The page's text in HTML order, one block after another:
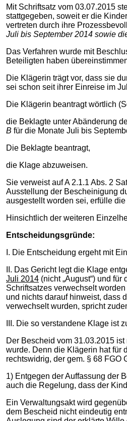
Mit Schriftsatz vom 03.07.2015
stattgegeben, soweit er die
vertreten durch ihre
Juli bis September 2014 sowie
Das Verfahren wurde mit
Beteiligten haben
Die Klägerin trägt vor, dass sie
sei schon seit ihrer Einreise im
Die Klägerin beantragt wörtlich
die Beklagte unter Abänderung
B für die Monate Juli bis
Die Beklagte beantragt,
die Klage abzuweisen.
Sie verweist auf A 2.1.1 Abs. 2
Ausstellung der Bescheinigung
ausgestellt worden sei, erfülle
Hinsichtlich der weiteren
Entscheidungsgründe:
I. Die Entscheidung ergeht mit
II. Das Gericht legt die Klage
Juli 2014 (nicht „August“) und für
Schriftsatzes verwechselt
und nichts darauf hinweist, dass
verwechselt wurden, spricht
III. Die so verstandene Klage ist
Der Bescheid vom 31.03.2015
wurde. Denn die Klägerin hat für
rechtswidrig, der gem. § 68 FGO
1) Entgegen der Auffassung der
auch die Regelung, dass der
Ein Verwaltungsakt wird
dem Bescheid nicht eindeutig